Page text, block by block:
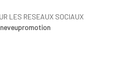
LES RESEAUX SOCIAUX